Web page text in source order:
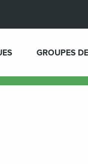
GROUPES